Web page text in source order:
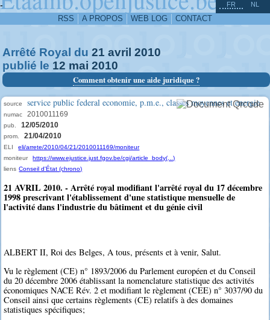
-
RSS A PROPOS WEB LOG CONTACT
FR NL
Arrêté Royal du 21 avril 2010
publié le 12 mai 2010
Comment obtenir une aide juridique ?
source service public federal economie, p.m.e., classes moyennes et energie
numac 2010011169
pub. 12/05/2010
prom. 21/04/2010
ELI
eli/arrete/2010/04/21/2010011169/moniteur
moniteur
https://www.ejustice.just.fgov.be/cgi/article_body(...)
liens Conseil d'État (chrono)
21 AVRIL 2010. - Arrêté royal modifiant l'arrêté royal du 17 décembre
1998 prescrivant l'établissement d'une statistique mensuelle de
l'activité dans l'industrie du bâtiment et du génie civil
ALBERT II, Roi des Belges, A tous, présents et à venir, Salut.
Vu le règlement (CE) n° 1893/2006 du Parlement européen et du Conseil
du 20 décembre 2006 établissant la nomenclature statistique des activités
économiques NACE Rév. 2 et modifiant le règlement (CEE) n° 3037/90 du
Conseil ainsi que certains règlements (CE) relatifs à des domaines
statistiques spécifiques;
^